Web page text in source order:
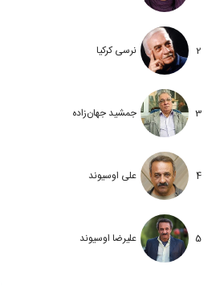
2 نرسی کرکیا
3 جمشید جهان‌زاده
4 علی اوسیوند
5 علیرضا اوسیوند